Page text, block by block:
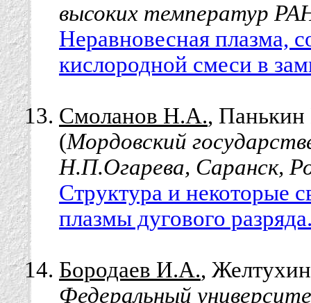
высоких температур
Неравновесная плазма,
кислородной смеси в
Смоланов Н.А.,
(Мордовский
Н.П.Огарева, Саранск,
Структура и некоторые
плазмы дугового
Бородаев И.А.,
Федеральный